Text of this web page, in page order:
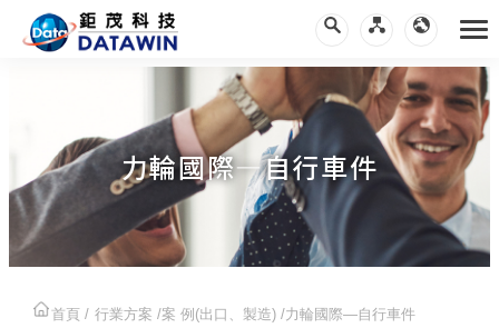
力輪國際—自行車件
首頁 行業方案 案 例(出口、製造) 力輪國際—自行車件